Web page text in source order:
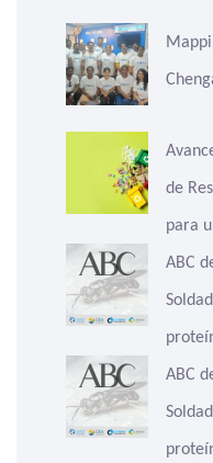
de
para
ABC
ABC